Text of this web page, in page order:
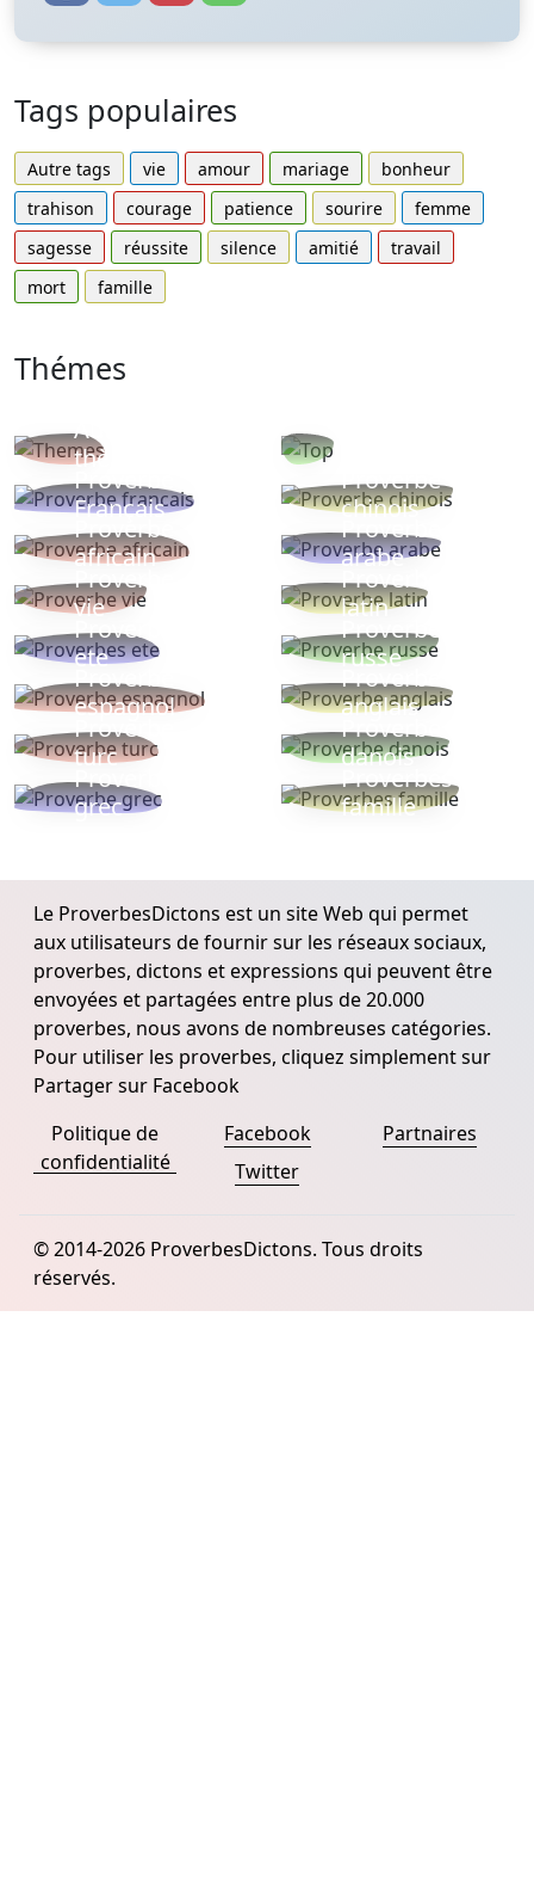
Tags populaires
Autre tags vie amour mariage
bonheur
trahison
courage patience sourire
femme
sagesse
réussite silence amitié
travail
mort
famille
Thémes
Autres
thèmes
Proverbe
Français
Proverbe
chinois
Proverbe
africain
Proverbe
arabe
Proverbe
vie
Proverbe
latin
Proverbes
ete
Proverbe
russe
Proverbe
espagnol
Proverbe
anglais
Proverbe
turc
Proverbe
danois
Proverbe
grec
Proverbes
famille
Le ProverbesDictons est un site Web qui permet
aux utilisateurs de fournir sur les réseaux sociaux,
proverbes, dictons et expressions qui peuvent être
envoyées et partagées entre plus de 20.000
proverbes, nous avons de nombreuses catégories.
Pour utiliser les proverbes, cliquez simplement sur
Partager sur Facebook
Politique de
confidentialité
Facebook
Twitter
Partnaires
© 2014-2026 ProverbesDictons. Tous droits
réservés.